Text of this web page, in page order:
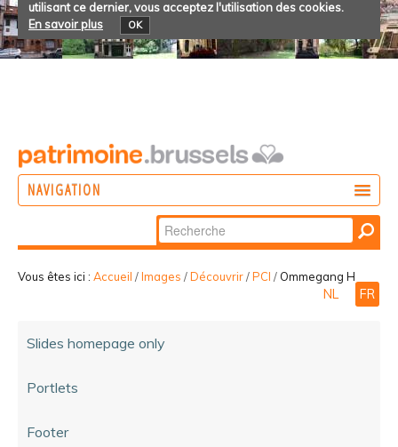
utilisant ce dernier, vous acceptez l'utilisation des cookies.
En savoir plus
OK
NAVIGATION
Chercher par
Recherche
avancée…
Vous êtes ici : Accueil /Images /Découvrir/PCI / Ommegang H
NL FR
Slides homepage only
Portlets
Footer